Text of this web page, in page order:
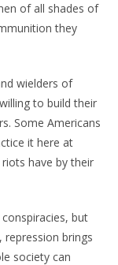
of all shades of
they
wielders of
to build their
Some Americans
it here at
have by their
but
repression brings
society can